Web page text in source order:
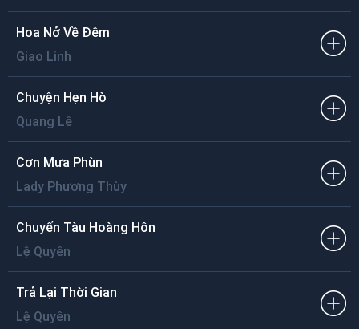
Hoa Nở Về Đêm
Giao Linh
Chuyện Hẹn Hò
Quang Lê
Cơn Mưa Phùn
Lady Phương Thùy
Chuyến Tàu Hoàng Hôn
Lệ Quyên
Trả Lại Thời Gian
Lệ Quyên